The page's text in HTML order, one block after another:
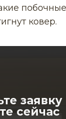
ковер.
заявку
сейчас